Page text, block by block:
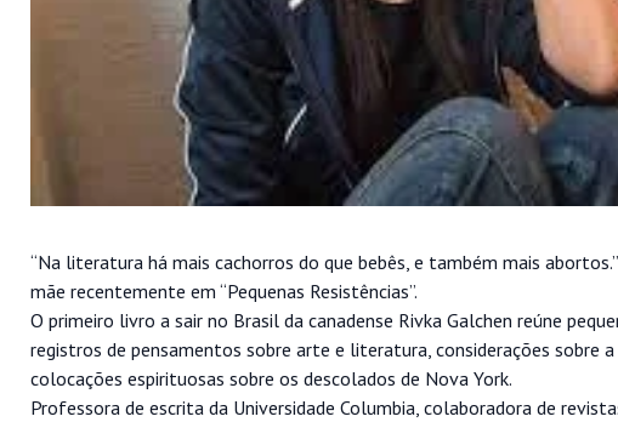
“Na literatura há mais cachorros do que bebês, e também mais
mãe recentemente em “Pequenas Resistências”.
O primeiro livro a sair no Brasil da canadense Rivka Galchen reúne
registros de pensamentos sobre arte e literatura, considerações sobre
colocações espirituosas sobre os descolados de Nova York.
Professora de escrita da Universidade Columbia, colaboradora de